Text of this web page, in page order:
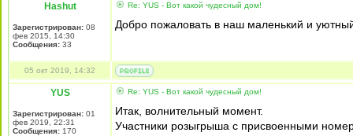
Hashut
Зарегистрирован: 08
фев 2015, 14:30
Сообщения: 33
Re: YUS - Вот какой чудесный дом!
Добро пожаловать в наш маленький и
05 окт 2019, 14:32
YUS
Зарегистрирован: 01
фев 2019, 22:31
Сообщения: 170
Re: YUS - Вот какой чудесный дом!
Итак, волнительный момент.
Участники розыгрыша с присвоенными